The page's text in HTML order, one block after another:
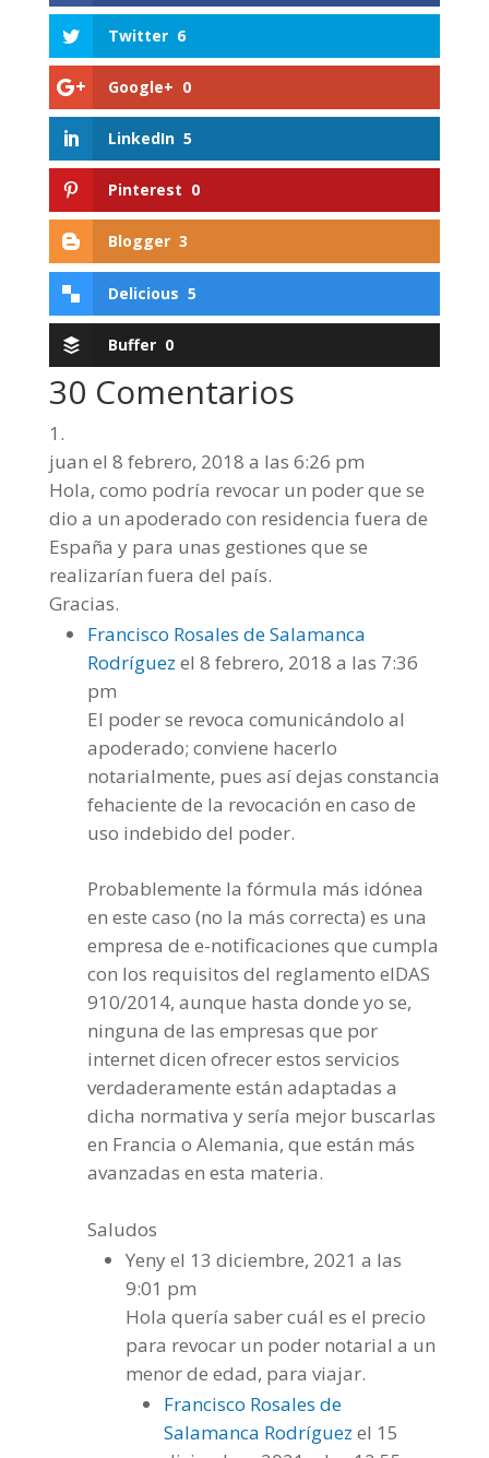
Twitter 6
Google+ 0
LinkedIn 5
Pinterest 0
Blogger 3
Delicious 5
Buffer 0
30 Comentarios
juan el 8 febrero, 2018 a las 6:26 pm
Hola, como podría revocar un poder que se
dio a un apoderado con residencia fuera de
España y para unas gestiones que se
realizarían fuera del país.
Gracias.
Francisco Rosales de Salamanca
Rodríguez el 8 febrero, 2018 a las 7:36
pm
El poder se revoca comunicándolo al
apoderado; conviene hacerlo
notarialmente, pues así dejas constancia
fehaciente de la revocación en caso de
uso indebido del poder.
Probablemente la fórmula más idónea
en este caso (no la más correcta) es una
empresa de e-notificaciones que cumpla
con los requisitos del reglamento eIDAS
910/2014, aunque hasta donde yo se,
ninguna de las empresas que por
internet dicen ofrecer estos servicios
verdaderamente están adaptadas a
dicha normativa y sería mejor buscarlas
en Francia o Alemania, que están más
avanzadas en esta materia.
Saludos
Yenyel 13 diciembre, 2021 a las
9:01 pm
Hola quería saber cuál es el precio
para revocar un poder notarial a un
menor de edad, para viajar.
Francisco Rosales de
Salamanca Rodríguez el 15